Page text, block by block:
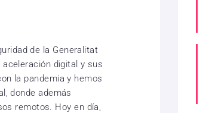
de la Generalitat
aceleración digital y sus
la pandemia y hemos
donde además
remotos. Hoy en día,